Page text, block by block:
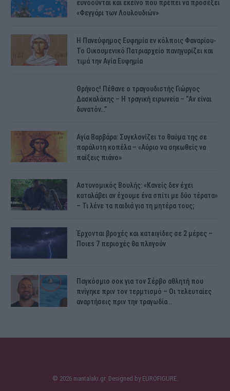
ευνοούνται και εκείνο που πρέπει να προσέξει
«Φεγγάρι των Λουλουδιών»
H Πανεύφημος Ευφημία εν κόλποις Φαναρίου-
Το Οικουμενικό Πατριαρχείο πανηγυρίζει και
τιμά την Αγία Ευφημία
Θρήνος! Πέθανε ο τραγουδιστής Γιώργος
Δασκαλάκης – Η τραγική ειρωνεία – “Αν είναι
δυνατόν…”
Αγία Βαρβάρα: Συγκλονίζει το θαύμα της σε
παράλυτη κοπέλα – «Αύριο να σηκωθείς να
παίξεις πιάνο»
Αστυνομικός Bουλής: «Κανείς δεν έχει
καταλάβει αν έχουμε ένα σπίτι με δύο τέρατα»
– Τι λένε τα παιδιά για τη μητέρα τους;
Έρχονται βροχές και κατaιγίδες σε 2 μέpες –
Ποιεs 7 πεpιοχές θα πλnγούν
Παγκόσμιο σοκ για τον Σέρβο αθλητή που
πνίγηκε πριν τον τερμτισμό – Οι τελευταίες
αναρτήσεις πριν την τραγωδία…
© 2026 mantalaki.gr. Designed by EUROFIGURE.